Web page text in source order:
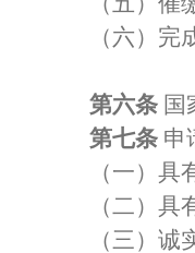
（六）
第六条国
第七条申
（一）
（二）
（三）诚